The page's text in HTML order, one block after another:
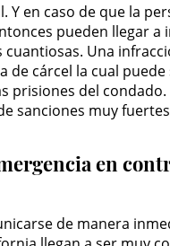
en caso de que la
pueden llegar a
Una
cárcel la cual
prisiones del
sanciones muy
en
de manera